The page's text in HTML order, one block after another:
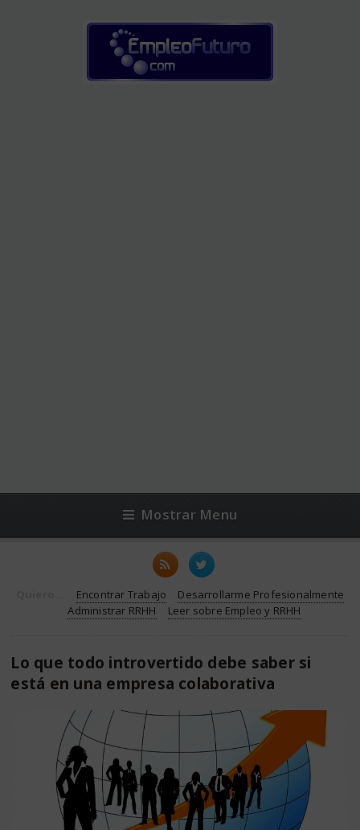
Mostrar Menu
Encontrar Trabajo
Desarrollarme Profesionalmente
Administrar RRHH
Leer sobre Empleo y RRHH
Lo que todo introvertido debe saber si
está en una empresa colaborativa